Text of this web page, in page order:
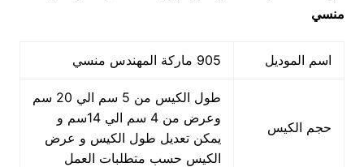
منسي
اسم الموديل 905 ماركة المهندس منسي
حجم الكيس
طول الكيس من 5 سم الي 20 سم
وعرض من 4 سم الي 14سم و
يمكن تعديل طول الكيس و عرض
الكيس حسب متطلبات العمل